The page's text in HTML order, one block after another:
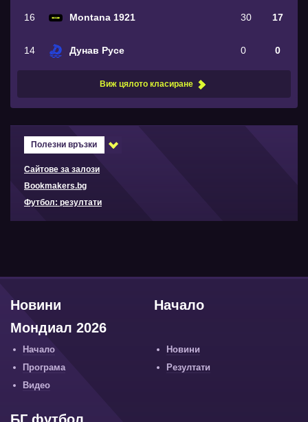
16 Montana 1921 30 17
14 Дунав Русе 0 0
Виж цялото класиране
Полезни връзки
Сайтове за залози
Bookmakers.bg
Футбол: резултати
Начало
Новини
Мондиал 2026
Начало
Новини
Програма
Резултати
Видео